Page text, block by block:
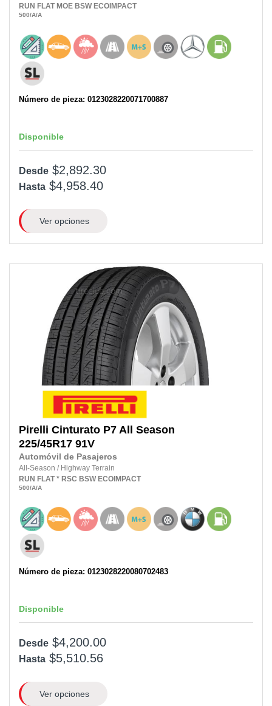
RUN FLAT MOE BSW ECOIMPACT
500/A/A
Número de pieza: 0123028220071700887
Disponible
Desde $2,892.30
Hasta $4,958.40
Ver opciones
Pirelli Cinturato P7 All Season
225/45R17 91V
Automóvil de Pasajeros
All-Season / Highway Terrain
RUN FLAT * RSC BSW ECOIMPACT
500/A/A
Número de pieza: 0123028220080702483
Disponible
Desde $4,200.00
Hasta $5,510.56
Ver opciones